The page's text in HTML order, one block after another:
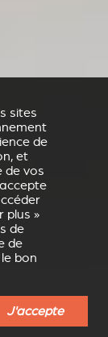
sites
de
et
de vos
plus »
de
de
bon
J'accepte